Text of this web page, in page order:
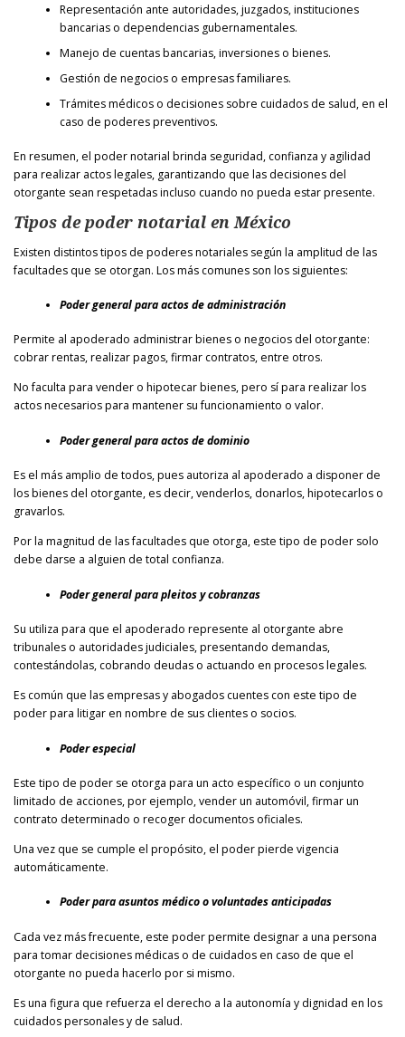
Representación ante autoridades, juzgados, instituciones
bancarias o dependencias gubernamentales.
Manejo de cuentas bancarias, inversiones o bienes.
Gestión de negocios o empresas familiares.
Trámites médicos o decisiones sobre cuidados de salud, en el
caso de poderes preventivos.
En resumen, el poder notarial brinda seguridad, confianza y agilidad
para realizar actos legales, garantizando que las decisiones del
otorgante sean respetadas incluso cuando no pueda estar presente.
Tipos de poder notarial en México
Existen distintos tipos de poderes notariales según la amplitud de las
facultades que se otorgan. Los más comunes son los siguientes:
Poder general para actos de administración
Permite al apoderado administrar bienes o negocios del otorgante:
cobrar rentas, realizar pagos, firmar contratos, entre otros.
No faculta para vender o hipotecar bienes, pero sí para realizar los
actos necesarios para mantener su funcionamiento o valor.
Poder general para actos de dominio
Es el más amplio de todos, pues autoriza al apoderado a disponer de
los bienes del otorgante, es decir, venderlos, donarlos, hipotecarlos o
gravarlos.
Por la magnitud de las facultades que otorga, este tipo de poder solo
debe darse a alguien de total confianza.
Poder general para pleitos y cobranzas
Su utiliza para que el apoderado represente al otorgante abre
tribunales o autoridades judiciales, presentando demandas,
contestándolas, cobrando deudas o actuando en procesos legales.
Es común que las empresas y abogados cuentes con este tipo de
poder para litigar en nombre de sus clientes o socios.
Poder especial
Este tipo de poder se otorga para un acto específico o un conjunto
limitado de acciones, por ejemplo, vender un automóvil, firmar un
contrato determinado o recoger documentos oficiales.
Una vez que se cumple el propósito, el poder pierde vigencia
automáticamente.
Poder para asuntos médico o voluntades anticipadas
Cada vez más frecuente, este poder permite designar a una persona
para tomar decisiones médicas o de cuidados en caso de que el
otorgante no pueda hacerlo por si mismo.
Es una figura que refuerza el derecho a la autonomía y dignidad en los
cuidados personales y de salud.